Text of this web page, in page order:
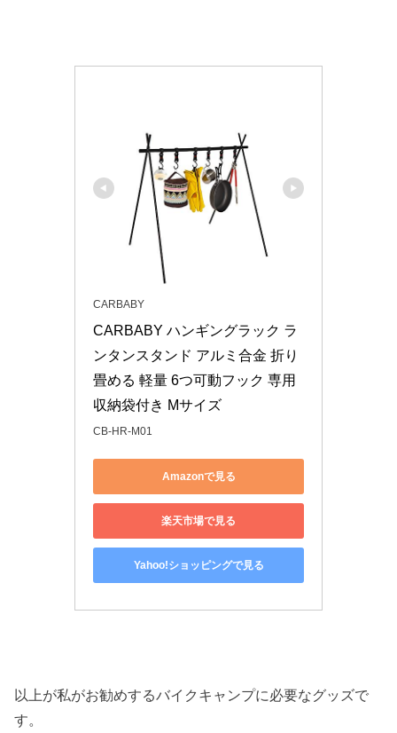
CARBABY
CARBABY ハンギングラック ラ
ンタンスタンド アルミ合金 折り
畳める 軽量 6つ可動フック 専用
収納袋付き Mサイズ
CB-HR-M01
Amazonで見る
楽天市場で見る
Yahoo!ショッピングで見る
以上が私がお勧めするバイクキャンプに必要なグッズで
す。